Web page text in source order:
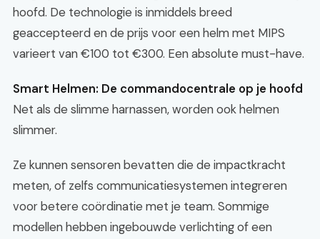
hoofd. De technologie is inmiddels breed
geaccepteerd en de prijs voor een helm met MIPS
varieert van €100 tot €300. Een absolute must-have.
Smart Helmen: De commandocentrale op je hoofd
Net als de slimme harnassen, worden ook helmen
slimmer.
Ze kunnen sensoren bevatten die de impactkracht
meten, of zelfs communicatiesystemen integreren
voor betere coördinatie met je team. Sommige
modellen hebben ingebouwde verlichting of een